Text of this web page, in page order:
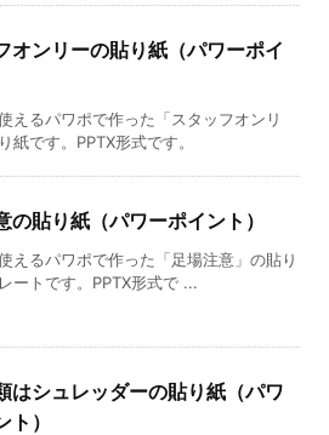
オンリーの貼り紙（パワーポイ
えるパワポで作った「スタッフオンリ
紙です。PPTX形式です。
の貼り紙（パワーポイント）
えるパワポで作った「足場注意」の貼り
ートです。PPTX形式で ...
はシュレッダーの貼り紙（パワ
ト）